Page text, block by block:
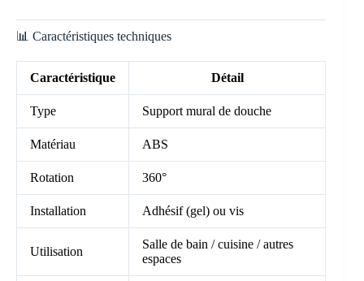
📊 Caractéristiques techniques
Caractéristique Détail
Type Support mural de douche
Matériau ABS
Rotation 360°
Installation Adhésif (gel) ou vis
Utilisation
Salle de bain / cuisine / autres
espaces